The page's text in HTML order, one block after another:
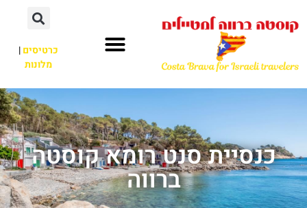
כרטיסים|
מלונות
כנסיית סנט רומא קוסטה
ברווה